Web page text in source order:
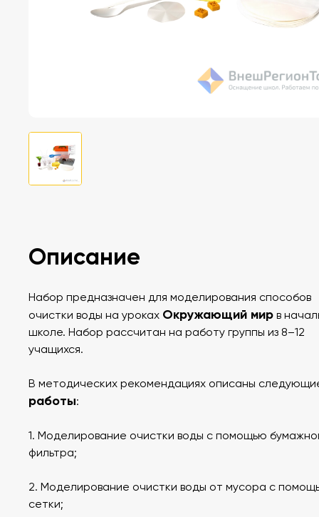
Описание
Набор предназначен для моделирования способов
очистки воды на уроках Окружающий мир в
школе. Набор рассчитан на работу группы из 8–12
учащихся.
В методических рекомендациях описаны
работы:
1. Моделирование очистки воды с помощью
фильтра;
2. Моделирование очистки воды от мусора с
сетки;